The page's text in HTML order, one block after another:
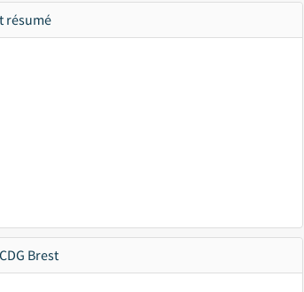
résumé
Brest